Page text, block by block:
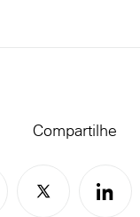
Compartilhe